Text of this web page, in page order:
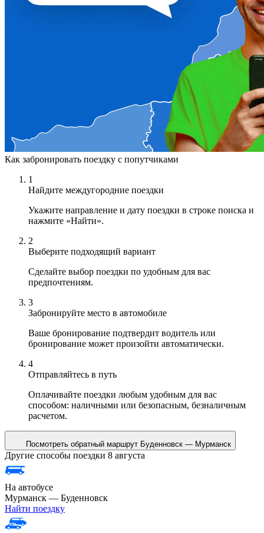
Как забронировать поездку с попутчиками
1
Найдите междугородние поездки
Укажите направление и дату поездки в строке поиска и
нажмите «Найти».
2
Выберите подходящий вариант
Сделайте выбор поездки по удобным для вас
предпочтениям.
3
Забронируйте место в автомобиле
Ваше бронирование подтвердит водитель или
бронирование может произойти автоматически.
4
Отправляйтесь в путь
Оплачивайте поездки любым удобным для вас
способом: наличными или безопасным, безналичным
расчетом.
Посмотреть обратный маршрут Буденновск — Мурманск
Другие способы поездки 8 августа
На автобусе
Мурманск — Буденновск
Найти поездку